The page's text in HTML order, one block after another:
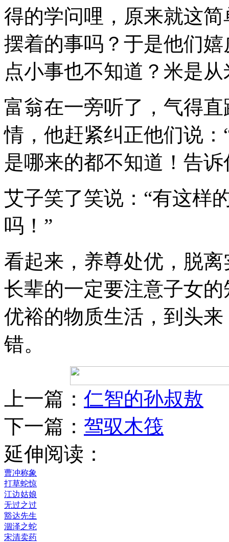
得的学问哩，原来就这
摆着的事吗？于是他们
点小事也不知道？米是
富翁在一旁听了，气得
情，他赶紧纠正他们说
是哪来的都不知道！告
艾子笑了笑说：“有这样
吗！”
看起来，养尊处优，脱
长辈的一定要注意子女
优裕的物质生活，到头
错。
上一篇： 仁智的孙叔敖
下一篇： 驾驭木筏
延伸阅读：
曹冲称象
打草蛇惊
江边姑娘
无过之过
豁达先生
涸泽之蛇
宋清卖药